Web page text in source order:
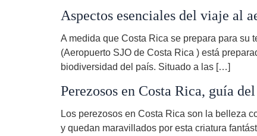
Aspectos esenciales del viaje al
A medida que Costa Rica se prepara para su
(Aeropuerto SJO de Costa Rica ) está
biodiversidad del país. Situado a las […]
Perezosos en Costa Rica, guía
Los perezosos en Costa Rica son la belleza
y quedan maravillados por esta criatura